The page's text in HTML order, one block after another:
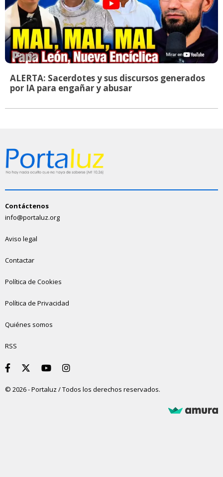
ALERTA: Sacerdotes y sus discursos generados
por IA para engañar y abusar
Contáctenos
info@portaluz.org
Aviso legal
Contactar
Política de Cookies
Política de Privacidad
Quiénes somos
RSS
© 2026 - Portaluz / Todos los derechos reservados.